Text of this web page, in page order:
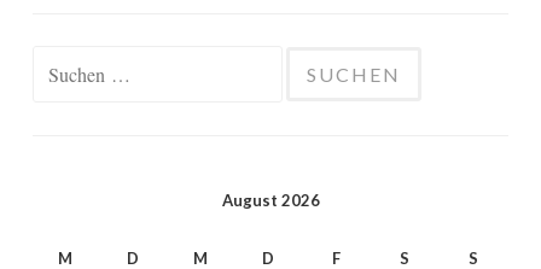
August 2026
M D M D F S S